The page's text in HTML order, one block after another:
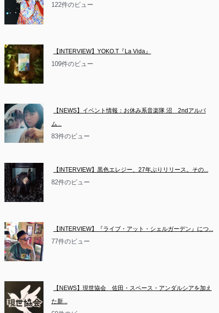
122件のビュー
【INTERVIEW】YOKO.T『La Vida』
109件のビュー
【NEWS】イベント情報：お休み系音楽隊 沼　2ndアルバ
ム...
83件のビュー
【INTERVIEW】黒色エレジー、27年ぶりリリース。その...
82件のビュー
【INTERVIEW】『ライブ・アット・シェルガーデン』につ...
77件のビュー
【NEWS】現世協会　佐田・スペース・アンダルシアを加え
た新...